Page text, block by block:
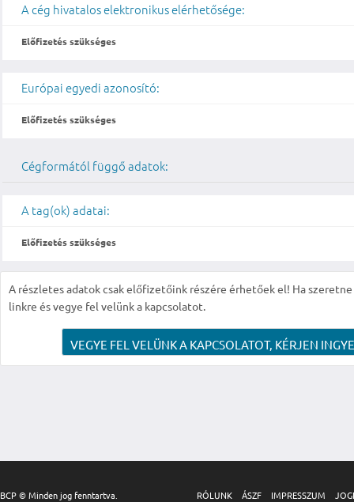
A cég hivatalos elektronikus elérhetősége:
Előfizetés szükséges
Európai egyedi azonosító:
Előfizetés szükséges
Cégformától függő adatok:
A tag(ok) adatai:
Előfizetés szükséges
A részletes adatok csak előfizetőink részére érhetőek el! Ha
linkre és vegye fel velünk a kapcsolatot.
VEGYE FEL VELÜNK A KAPCSOLATOT, KÉRJEN
BCP © Minden jog fenntartva. RÓLUNK ÁSZF IMPRESSZUM